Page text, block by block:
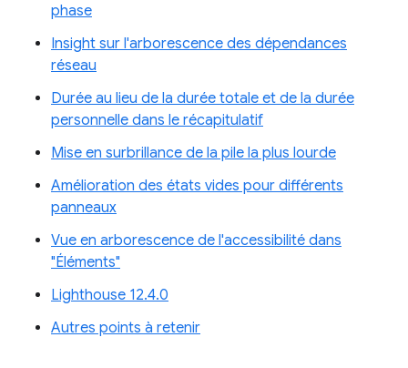
phase
Insight sur l'arborescence des dépendances
réseau
Durée au lieu de la durée totale et de la durée
personnelle dans le récapitulatif
Mise en surbrillance de la pile la plus lourde
Amélioration des états vides pour différents
panneaux
Vue en arborescence de l'accessibilité dans
"Éléments"
Lighthouse 12.4.0
Autres points à retenir